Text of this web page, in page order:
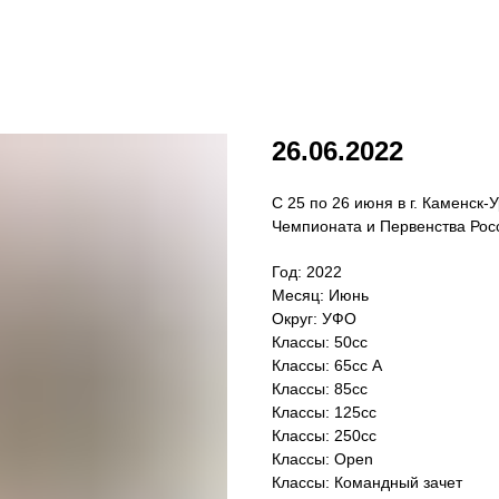
26.06.2022
С 25 по 26 июня в г. Каменск-
Чемпионата и Первенства
Год: 2022
Месяц: Июнь
Округ: УФО
Классы: 50сс
Классы: 65сс A
Классы: 85сс
Классы: 125сс
Классы: 250сс
Классы: Open
Классы: Командный зачет